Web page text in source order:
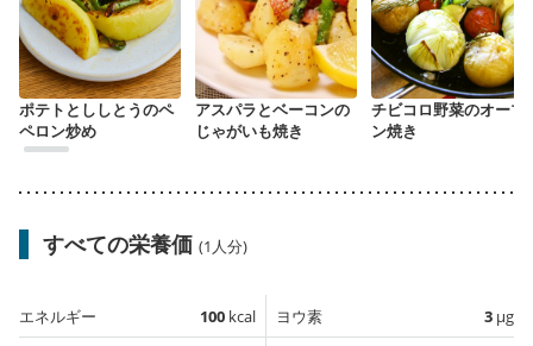
ポテトとししとうのペ
ペロン炒め
アスパラとベーコンの
じゃがいも焼き
チビコロ野菜のオーブ
ン焼き
すべての栄養価 (1人分)
エネルギー 100 kcal
ヨウ素 3 µg